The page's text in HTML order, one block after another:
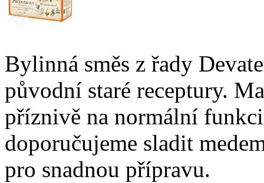
Bylinná směs z řady
původní staré receptury.
příznivě na normální
doporučujeme sladit
pro snadnou přípravu.